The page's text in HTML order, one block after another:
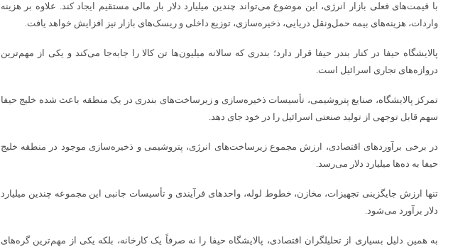
با قیمت‌های فعلی بازار انرژی، این موضوع می‌تواند چندین میلیارد دلار بار مالی مستقیم ایجاد کند. علاوه بر هزینه
واردات، هزینه‌های بیمه حمل‌ونقل دریایی، ذخیره‌سازی، توزیع داخلی و ریسک‌های بازار نیز افزایش خواهد یافت.
پالایشگاه حیفا در کنار بندر حیفا قرار دارد؛ بندری که سالانه میلیون‌ها تن کالا را جابه‌جا می‌کند و یکی از مهم‌ترین
دروازه‌های تجاری اسرائیل است.
تمرکز پالایشگاه، صنایع پتروشیمی، تأسیسات ذخیره‌سازی و زیرساخت‌های بندری در یک منطقه باعث شده خلیج حیفا
سهم قابل توجهی از تولید صنعتی اسرائیل را در خود جای دهد.
در برخی برآوردهای اقتصادی، ارزش مجموع زیرساخت‌های انرژی، پتروشیمی و ذخیره‌سازی موجود در منطقه خلیج
حیفا به ده‌ها میلیارد دلار می‌رسد.
تنها ارزش جایگزینی تجهیزات، مخازن، خطوط لوله، واحدهای فرآیندی و تأسیسات جانبی این مجموعه چندین میلیارد
دلار برآورد می‌شود.
به همین دلیل بسیاری از تحلیلگران اقتصادی، پالایشگاه حیفا را نه صرفاً یک کارخانه، بلکه یکی از مهم‌ترین گره‌های